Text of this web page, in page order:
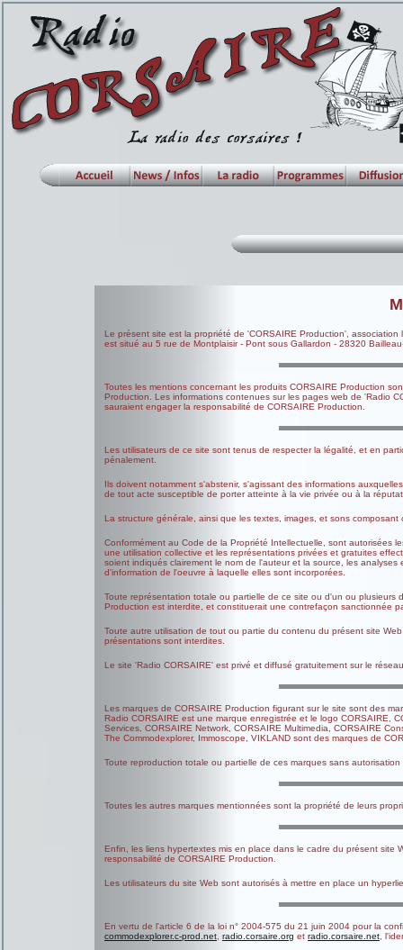
Le présent site est la propriété de 'CORSAIRE Production',
est situé au 5 rue de Montplaisir - Pont sous Gallardon - 28320
Toutes les mentions concernant les produits CORSAIRE Production
Production. Les informations contenues sur les pages web de 'Radio
sauraient engager la responsabilité de CORSAIRE Production.
Les utilisateurs de ce site sont tenus de respecter la légalité, et en
pénalement.
Ils doivent notamment s'abstenir, s'agissant des informations
de tout acte susceptible de porter atteinte à la vie privée ou à la
La structure générale, ainsi que les textes, images, et sons
Conformément au Code de la Propriété Intellectuelle, sont autorisées
une utilisation collective et les représentations privées et gratuites
soient indiqués clairement le nom de l'auteur et la source, les
d'information de l'oeuvre à laquelle elles sont incorporées.
Toute représentation totale ou partielle de ce site ou d'un ou
Production est interdite, et constituerait une contrefaçon sanctionnée
Toute autre utilisation de tout ou partie du contenu du présent site
présentations sont interdites.
Le site 'Radio CORSAIRE' est privé et diffusé gratuitement sur le
Les marques de CORSAIRE Production figurant sur le site sont des
Radio CORSAIRE est une marque enregistrée et le logo CORSAIRE,
Services, CORSAIRE Network, CORSAIRE Multimedia, CORSAIRE
The Commodexplorer, Immoscope, VIKLAND sont des marques de
Toute reproduction totale ou partielle de ces marques sans
Toutes les autres marques mentionnées sont la propriété de leurs
Enfin, les liens hypertextes mis en place dans le cadre du présent
responsabilité de CORSAIRE Production.
Les utilisateurs du site Web sont autorisés à mettre en place un
En vertu de l'article 6 de la loi n° 2004-575 du 21 juin 2004 pour la
commodexplorer.c-prod.net radio.corsaire.org et radio.corsaire.net ,